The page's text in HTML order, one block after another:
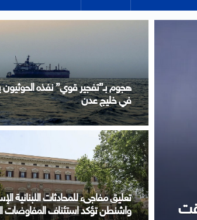
الرئيس السيسى يؤكد لرئيس وزراء
الكامل مع اليونان في مواجهة
عبد العاطى يبحث مع وزراء خارجية
والسعودية مستجدات الأوضاع
التصعيد